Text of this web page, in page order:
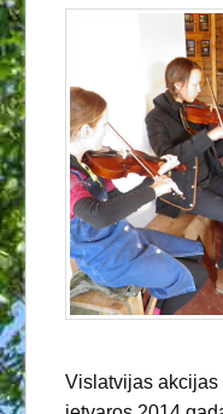
Vislatvijas akcijas